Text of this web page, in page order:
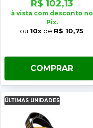
R$ 102,13
à vista com desconto no
Pix.
ou 10x de R$ 10,75
COMPRAR
ÚLTIMAS UNIDADES